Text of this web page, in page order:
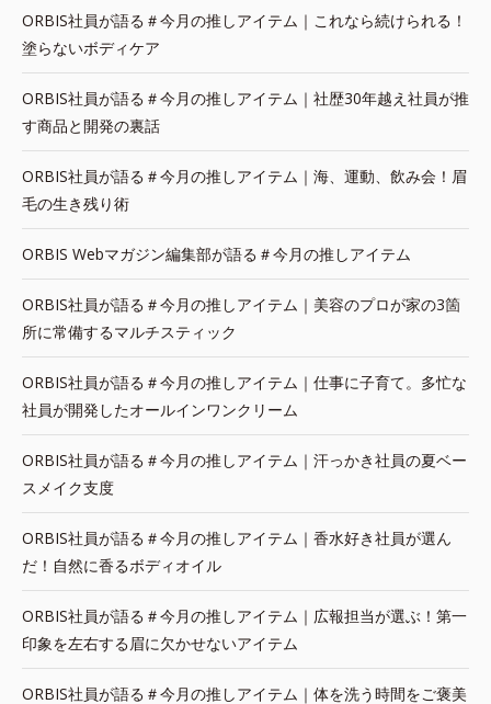
ORBIS社員が語る＃今月の推しアイテム｜これなら続けられる！
塗らないボディケア
ORBIS社員が語る＃今月の推しアイテム｜社歴30年越え社員が推
す商品と開発の裏話
ORBIS社員が語る＃今月の推しアイテム｜海、運動、飲み会！眉
毛の生き残り術
ORBIS Webマガジン編集部が語る＃今月の推しアイテム
ORBIS社員が語る＃今月の推しアイテム｜美容のプロが家の3箇
所に常備するマルチスティック
ORBIS社員が語る＃今月の推しアイテム｜仕事に子育て。多忙な
社員が開発したオールインワンクリーム
ORBIS社員が語る＃今月の推しアイテム｜汗っかき社員の夏ベー
スメイク支度
ORBIS社員が語る＃今月の推しアイテム｜香水好き社員が選ん
だ！自然に香るボディオイル
ORBIS社員が語る＃今月の推しアイテム｜広報担当が選ぶ！第一
印象を左右する眉に欠かせないアイテム
ORBIS社員が語る＃今月の推しアイテム｜体を洗う時間をご褒美